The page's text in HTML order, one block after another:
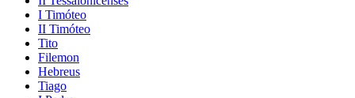
I Timóteo
II Timóteo
Tito
Filemon
Hebreus
Tiago